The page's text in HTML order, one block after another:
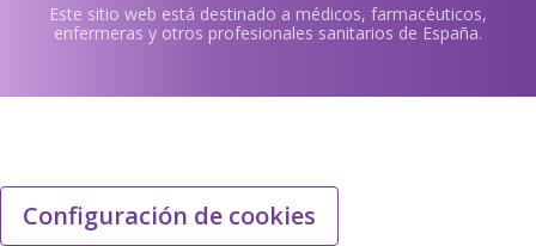
Este sitio web está destinado a médicos, farmacéuticos,
enfermeras y otros profesionales sanitarios de España.
Configuración de cookies